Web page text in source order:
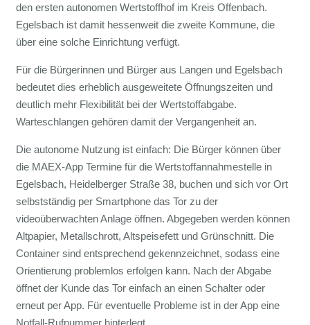
den ersten autonomen Wertstoffhof im Kreis Offenbach.
Egelsbach ist damit hessenweit die zweite Kommune, die
über eine solche Einrichtung verfügt.
Für die Bürgerinnen und Bürger aus Langen und Egelsbach
bedeutet dies erheblich ausgeweitete Öffnungszeiten und
deutlich mehr Flexibilität bei der Wertstoffabgabe.
Warteschlangen gehören damit der Vergangenheit an.
Die autonome Nutzung ist einfach: Die Bürger können über
die MAEX-App Termine für die Wertstoffannahmestelle in
Egelsbach, Heidelberger Straße 38, buchen und sich vor Ort
selbstständig per Smartphone das Tor zu der
videoüberwachten Anlage öffnen. Abgegeben werden können
Altpapier, Metallschrott, Altspeisefett und Grünschnitt. Die
Container sind entsprechend gekennzeichnet, sodass eine
Orientierung problemlos erfolgen kann. Nach der Abgabe
öffnet der Kunde das Tor einfach an einen Schalter oder
erneut per App. Für eventuelle Probleme ist in der App eine